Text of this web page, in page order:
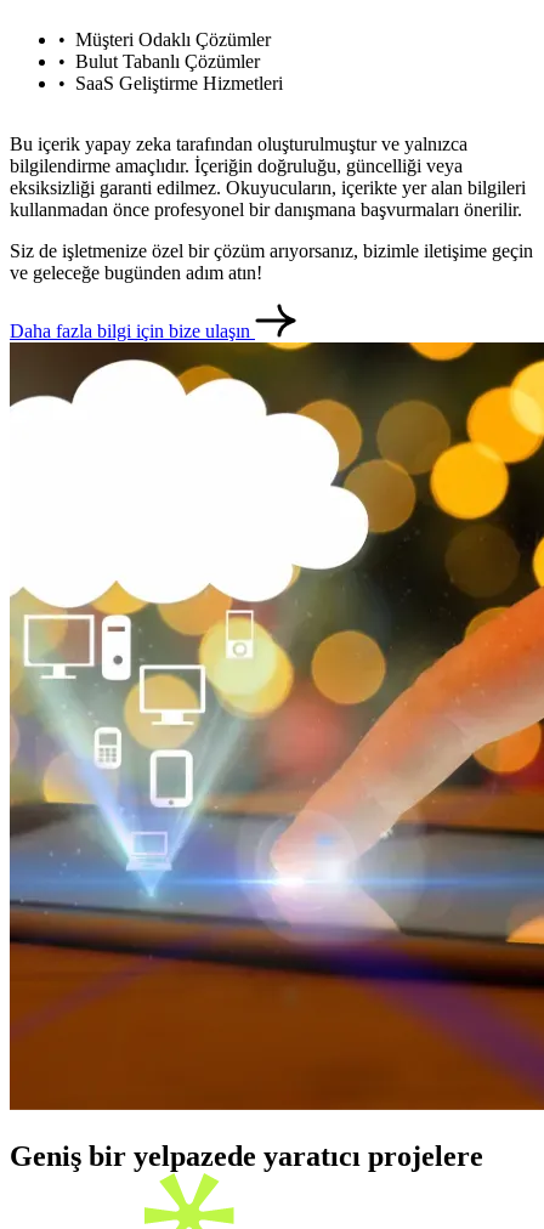
İletişim English
Müşteri Odaklı Çözümler
Bulut Tabanlı Çözümler
SaaS Geliştirme Hizmetleri
Bu içerik yapay zeka tarafından oluşturulmuştur ve yalnızca
bilgilendirme amaçlıdır. İçeriğin doğruluğu, güncelliği veya
eksiksizliği garanti edilmez. Okuyucuların, içerikte yer alan bilgileri
kullanmadan önce profesyonel bir danışmana başvurmaları önerilir.
Siz de işletmenize özel bir çözüm arıyorsanız, bizimle iletişime geçin
ve geleceğe bugünden adım atın!
Daha fazla bilgi için bize ulaşın
Geniş bir yelpazede yaratıcı projelere